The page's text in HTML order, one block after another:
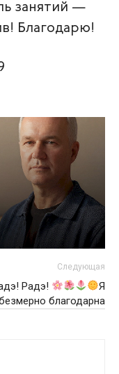
занятий —
Благодарю!
Следующая
Радэ!
Я
благодарна